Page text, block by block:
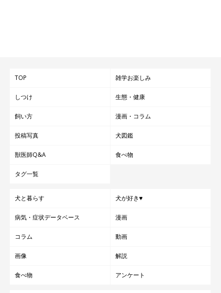
TOP 雑学お楽しみ
しつけ 生態・健康
飼い方 漫画・コラム
投稿写真 犬図鑑
獣医師Q&A 食べ物
タグ一覧
犬と暮らす 犬が好き♥
病気・症状データベース 漫画
コラム 動画
画像 解説
食べ物 アンケート